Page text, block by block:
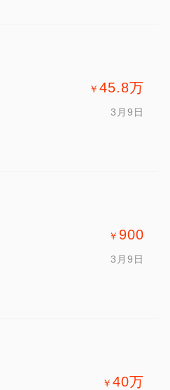
￥ 45.8万
3月9日
￥ 900
3月9日
￥ 40万